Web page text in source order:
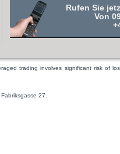
Rufen Sie
Von
trading involves significant risk of
27.